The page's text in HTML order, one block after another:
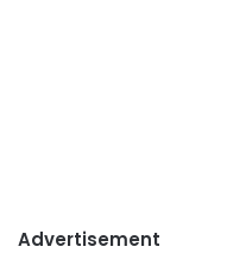
Advertisement